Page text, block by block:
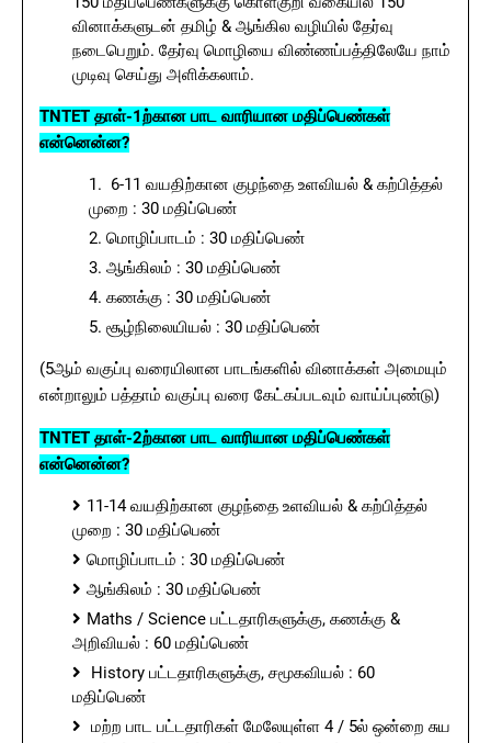
வினாக்களுடன் தமிழ் & ஆங்கில வழியில் தேர்வு
நடைபெறும். தேர்வு மொழியை விண்ணப்பத்திலேயே நாம்
முடிவு செய்து அளிக்கலாம்.
TNTET தாள்-1ற்கான பாட வாரியான மதிப்பெண்கள்
என்னென்ன?
6-11 வயதிற்கான குழந்தை உளவியல் & கற்பித்தல்
முறை : 30 மதிப்பெண்
மொழிப்பாடம் : 30 மதிப்பெண்
ஆங்கிலம் : 30 மதிப்பெண்
கணக்கு : 30 மதிப்பெண்
சூழ்நிலையியல் : 30 மதிப்பெண்
(5ஆம் வகுப்பு வரையிலான பாடங்களில் வினாக்கள் அமையும்
என்றாலும் பத்தாம் வகுப்பு வரை கேட்கப்படவும் வாய்ப்புண்டு)
TNTET தாள்-2ற்கான பாட வாரியான மதிப்பெண்கள்
என்னென்ன?
11-14 வயதிற்கான குழந்தை உளவியல் & கற்பித்தல்
முறை : 30 மதிப்பெண்
மொழிப்பாடம் : 30 மதிப்பெண்
ஆங்கிலம் : 30 மதிப்பெண்
Maths / Science பட்டதாரிகளுக்கு, கணக்கு &
அறிவியல் : 60 மதிப்பெண்
History பட்டதாரிகளுக்கு, சமூகவியல் : 60
மதிப்பெண்
மற்ற பாட பட்டதாரிகள் மேலேயுள்ள 4 / 5ல் ஒன்றை சுய